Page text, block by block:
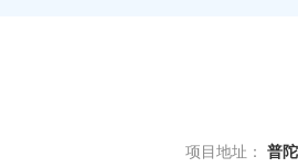
项目地址： 普